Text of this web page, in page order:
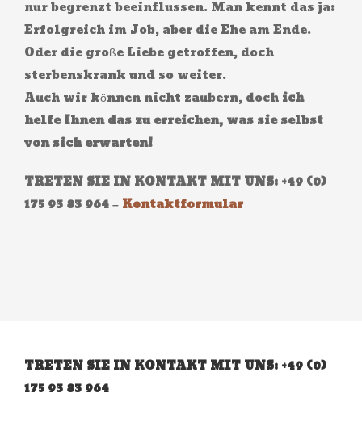
nur begrenzt beeinflussen. Man kennt das ja:
Erfolgreich im Job, aber die Ehe am Ende.
Oder die große Liebe getroffen, doch
sterbenskrank und so weiter.
Auch wir können nicht zaubern, doch ich
helfe Ihnen das zu erreichen, was sie selbst
von sich erwarten!
TRETEN SIE IN KONTAKT MIT UNS: +49 (0)
175 93 83 964 – Kontaktformular
TRETEN SIE IN KONTAKT MIT UNS: +49 (0)
175 93 83 964